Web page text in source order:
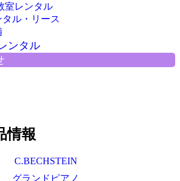
室レンタル
ル・リース
ンタル
情報
C.BECHSTEIN
グランドピアノ